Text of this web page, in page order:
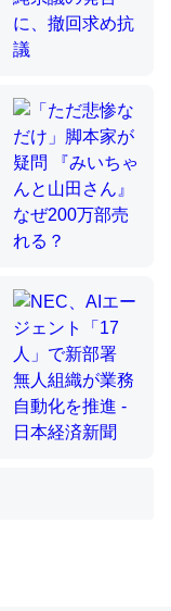
のか？
虫はなぜ海にいな
う脊椎動物と貝
無くしてナメク
に覗いてる。ぼ
かが分かるので